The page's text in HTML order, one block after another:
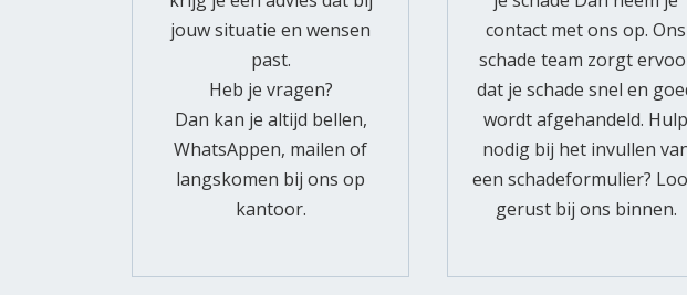
jouw situatie en wensen
past.
Heb je vragen?
Dan kan je altijd bellen,
WhatsAppen, mailen of
langskomen bij ons op
kantoor.
contact met ons op. Ons
schade team zorgt
dat je schade snel en
wordt afgehandeld. Hulp
nodig bij het invullen
een schadeformulier?
gerust bij ons binnen.